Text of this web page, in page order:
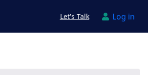
Let's Talk Log in